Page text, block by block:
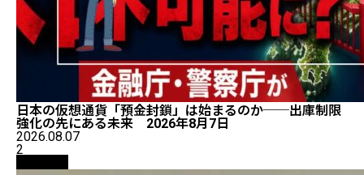
日本の仮想通貨「預金封鎖」は始まるのか──出庫制限
強化の先にある未来 2026年8月7日
2026.08.07
2